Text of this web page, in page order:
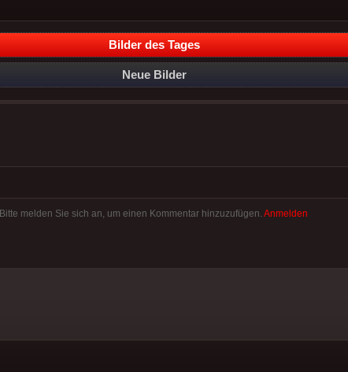
Bilder des Tages
Neue Bilder
Bitte melden Sie sich an, um einen Kommentar hinzuzufügen. Anmelden